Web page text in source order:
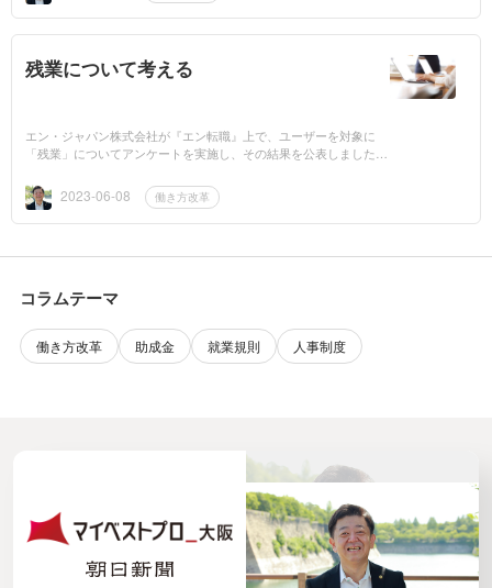
残業について考える
エン・ジャパン株式会社が『エン転職』上で、ユーザーを対象に
「残業」についてアンケートを実施し、その結果を公表しました。
ケート結果から求...
2023-06-08 働き方改革
コラムテーマ
働き方改革 助成金 就業規則 人事制度